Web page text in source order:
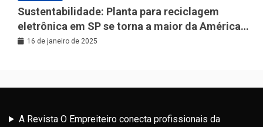
Sustentabilidade: Planta para reciclagem
eletrônica em SP se torna a maior da América
Latina
16 de janeiro de 2025
A Revista O Empreiteiro conecta profissionais da